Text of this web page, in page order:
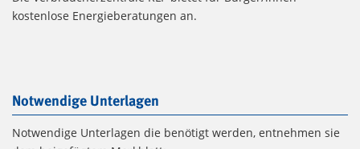
kostenlose Energieberatungen an.
Notwendige Unterlagen
Notwendige Unterlagen die benötigt werden, entnehmen sie